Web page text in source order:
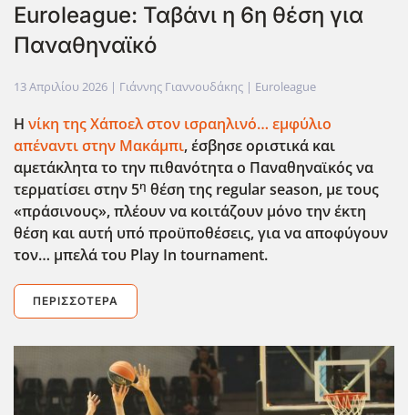
Euroleague: Ταβάνι η 6η θέση για
Παναθηναϊκό
13 Απριλίου 2026 | Γιάννης Γιαννουδάκης | Euroleague
Η νίκη της Χάποελ στον ισραηλινό… εμφύλιο
απέναντι στην Μακάμπι, έσβησε οριστικά και
αμετάκλητα το την πιθανότητα ο Παναθηναϊκός να
τερματίσει στην 5η θέση της regularseason, με τους
«πράσινους», πλέουν να κοιτάζουν μόνο την έκτη
θέση και αυτή υπό προϋποθέσεις, για να αποφύγουν
τον… μπελά του Play In tournament.
ΠΕΡΙΣΣΌΤΕΡΑ